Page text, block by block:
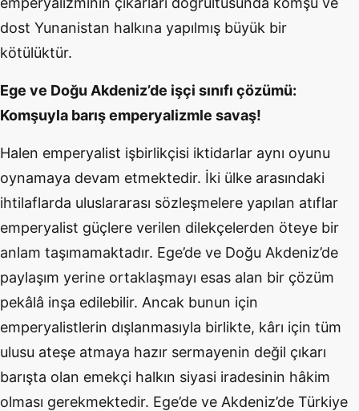
dost Yunanistan halkına yapılmış büyük bir
kötülüktür.
Ege ve Doğu Akdeniz’de işçi sınıfı çözümü:
Komşuyla barış emperyalizmle savaş!
Halen emperyalist işbirlikçisi iktidarlar aynı oyunu
oynamaya devam etmektedir. İki ülke arasındaki
ihtilaflarda uluslararası sözleşmelere yapılan atıflar
emperyalist güçlere verilen dilekçelerden öteye bir
anlam taşımamaktadır. Ege’de ve Doğu Akdeniz’de
paylaşım yerine ortaklaşmayı esas alan bir çözüm
pekâlâ inşa edilebilir. Ancak bunun için
emperyalistlerin dışlanmasıyla birlikte, kârı için tüm
ulusu ateşe atmaya hazır sermayenin değil çıkarı
barışta olan emekçi halkın siyasi iradesinin hâkim
olması gerekmektedir. Ege’de ve Akdeniz’de Türkiye